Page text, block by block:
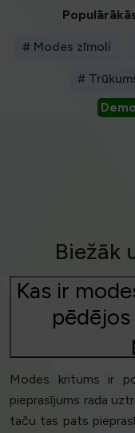
# Modes zīmoli
#
Biežāk
Kas ir
Modes kritums ir
pieprasījums rada
taču tas pats